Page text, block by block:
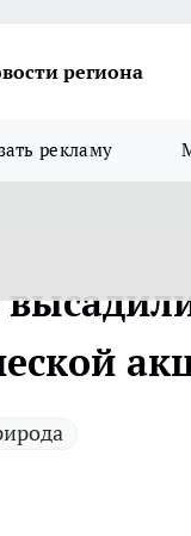
региона
рекламу